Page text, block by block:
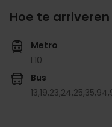
Hoe te arriveren
Metro
L10
Bus
13,19,23,24,25,35,94,